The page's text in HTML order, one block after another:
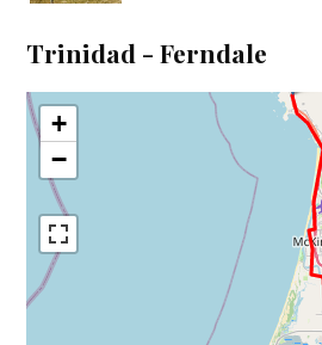
Trinidad - Ferndale
+
−